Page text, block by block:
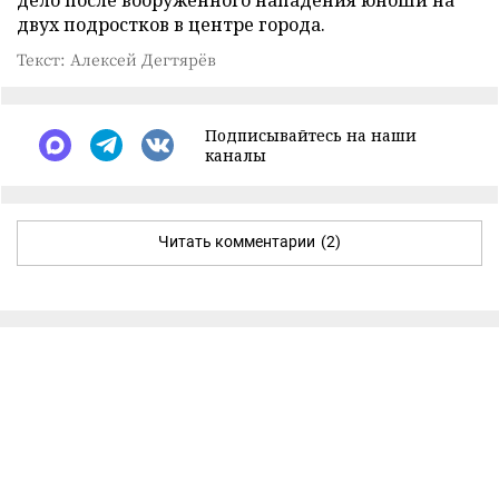
двух подростков в центре города.
Текст: Алексей Дегтярёв
Подписывайтесь на наши
каналы
Читать комментарии (2)